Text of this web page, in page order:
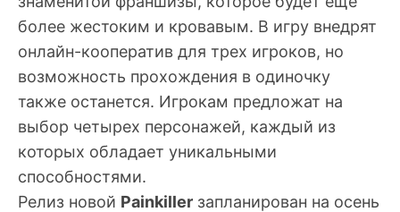
более жестоким и кровавым. В игру внедрят
онлайн-кооператив для трех игроков, но
возможность прохождения в одиночку
также останется. Игрокам предложат на
выбор четырех персонажей, каждый из
которых обладает уникальными
способностями.
Релиз новой Painkiller запланирован на осень